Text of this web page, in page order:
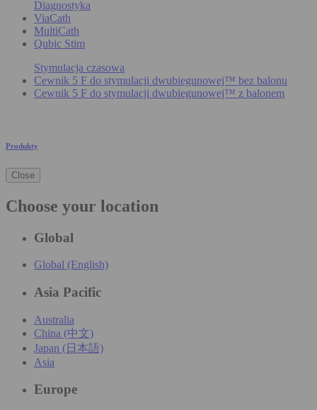
Diagnostyka
ViaCath
MultiCath
Qubic Stim
Stymulacja czasowa
Cewnik 5 F do stymulacji dwubiegunowej™ bez balonu
Cewnik 5 F do stymulacji dwubiegunowej™ z balonem
Produkty
Close
Choose your location
Global
Global (English)
Asia Pacific
Australia
China (中文)
Japan (日本語)
Asia
Europe